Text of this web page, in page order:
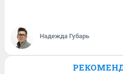
Надежда Губарь